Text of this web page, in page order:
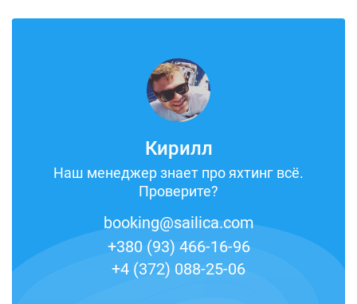
Кирилл
Наш менеджер знает про яхтинг всё.
Проверите?
booking@sailica.com
+380 (93) 466-16-96
+4 (372) 088-25-06